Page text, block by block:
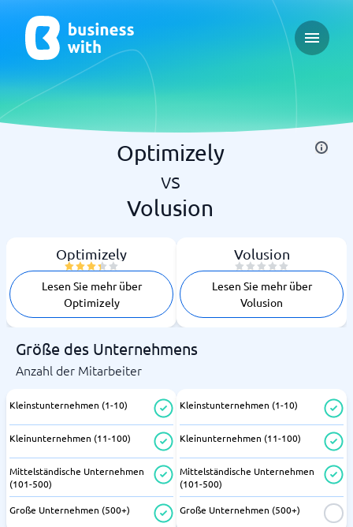
Open
Optimizely
vs
Volusion
Optimizely
Lesen Sie mehr über
Optimizely
Volusion
Lesen Sie mehr über
Volusion
Größe des Unternehmens
Anzahl der Mitarbeiter
Kleinstunternehmen (1-10)
Kleinunternehmen (11-100)
Mittelständische Unternehmen
(101-500)
Große Unternehmen (500+)
Kleinstunternehmen (1-10)
Kleinunternehmen (11-100)
Mittelständische Unternehmen
(101-500)
Große Unternehmen (500+)